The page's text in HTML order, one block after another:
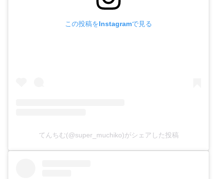
この投稿をInstagramで見る
てんちむ(@super_muchiko)がシェアした投稿